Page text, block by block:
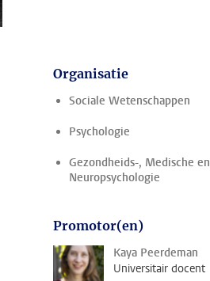
Organisatie
Sociale Wetenschappen
Psychologie
Gezondheids-, Medische en
Neuropsychologie
Promotor(en)
Kaya Peerdeman
Universitair docent